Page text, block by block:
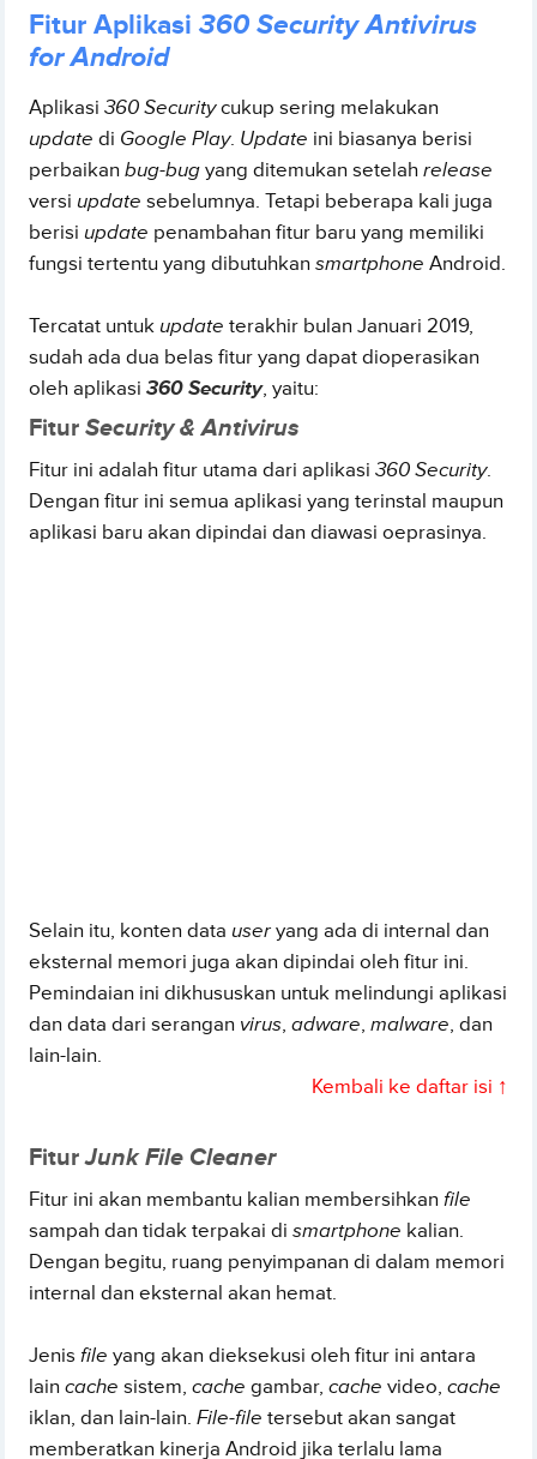
Fitur Aplikasi360 Security Antivirus
for Android
Aplikasi360 Securitycukup sering melakukan
update di Google Play. Update ini biasanya berisi
perbaikanbug-bug yang ditemukan setelahrelease
versi update sebelumnya. Tetapi beberapa kali juga
berisi update penambahan fitur baru yang memiliki
fungsi tertentu yang dibutuhkansmartphone Android.
Tercatat untuk update terakhir bulan Januari 2019,
sudah ada dua belas fitur yang dapat dioperasikan
oleh aplikasi360 Security, yaitu:
FiturSecurity & Antivirus
Fitur ini adalah fitur utama dari aplikasi360 Security.
Dengan fitur ini semua aplikasi yang terinstal maupun
aplikasi baru akan dipindai dan diawasi oeprasinya.
Selain itu, konten data user yang ada di internal dan
eksternal memori juga akan dipindai oleh fitur ini.
Pemindaian ini dikhususkan untuk melindungi aplikasi
dan data dari serangan virus,adware,malware, dan
lain-lain.
Kembali ke daftar isi ↑
FiturJunk File Cleaner
Fitur ini akan membantu kalian membersihkanfile
sampah dan tidak terpakai dismartphone kalian.
Dengan begitu, ruang penyimpanan di dalam memori
internal dan eksternal akan hemat.
Jenisfile yang akan dieksekusi oleh fitur ini antara
laincache sistem,cache gambar,cache video,cache
iklan, dan lain-lain.File-file tersebut akan sangat
memberatkan kinerja Android jika terlalu lama